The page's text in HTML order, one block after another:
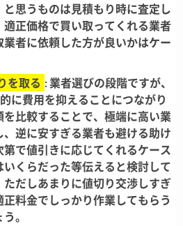
と思うものは見積もり時に査定し
適正価格で買い取ってくれる業者
者に依頼した方が良いかはケー
を取る : 業者選びの段階ですが、
に費用を抑えることにつながり
を比較することで、極端に高い業
逆に安すぎる業者も避ける助け
で値引きに応じてくれるケース
くらだった等伝えると検討して
ただしあまりに値切り交渉しすぎ
料金でしっかり作業してもらう
。